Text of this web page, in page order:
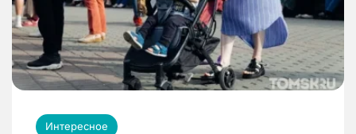
Интересное